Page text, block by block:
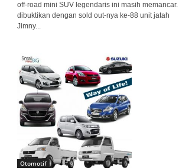
off-road mini SUV legendaris ini masih memancar.
dibuktikan dengan sold out-nya ke-88 unit jatah
Jimny...
Otomotif